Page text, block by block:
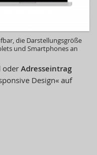
die Darstellungsgröße
und Smartphones an
oder Adresseintrag
Design« auf